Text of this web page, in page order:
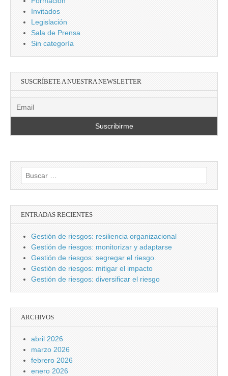
Invitados
Legislación
Sala de Prensa
Sin categoría
SUSCRÍBETE A NUESTRA NEWSLETTER
Buscar:
ENTRADAS RECIENTES
Gestión de riesgos: resiliencia organizacional
Gestión de riesgos: monitorizar y adaptarse
Gestión de riesgos: segregar el riesgo.
Gestión de riesgos: mitigar el impacto
Gestión de riesgos: diversificar el riesgo
ARCHIVOS
abril 2026
marzo 2026
febrero 2026
enero 2026